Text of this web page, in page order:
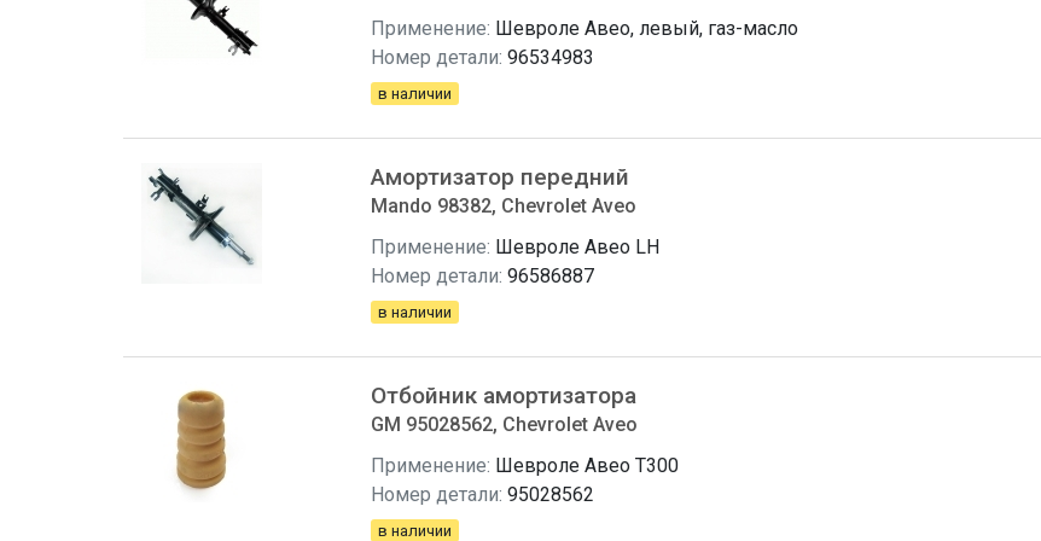
Применение: Шевроле Авео, левый, газ-масло
Номер детали: 96534983
в наличии
Амортизатор передний
Mando 98382, Chevrolet Aveo
Применение: Шевроле Авео LH
Номер детали: 96586887
в наличии
Отбойник амортизатора
GM 95028562, Chevrolet Aveo
Применение: Шевроле Авео T300
Номер детали: 95028562
в наличии